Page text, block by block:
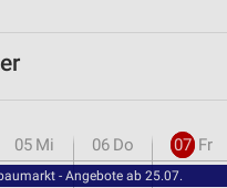
05 Mi 06 Do 07 Fr
- Angebote ab 25.07.